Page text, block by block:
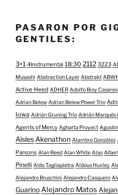
PASARON POR
GENTILES:
3+1 4Instrumental 18:30 2112 3223
Musashi Abstraction Layer Abstrakt ABWH
Active Heed ADHER Adolfo Bioy Casares
Adrian Belew Adrian Belew Power Trio
Iowa Adrián Gruning Trío Adrián Marqués
Agents of Mercy Agharta Proyect
AislesAkenathon Alambre González
Parsons Alan Reed Alan White Alas
Pinelli Aldo Tagliapietra Aldous Huxley
Alejandro Bruschini Alejandro Casquero
GuarinoAlejandro Matos